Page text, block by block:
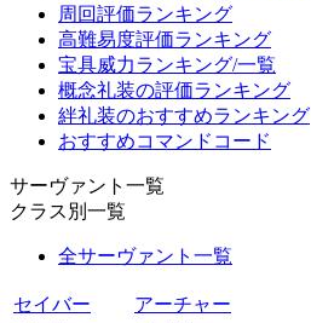
周回評価ランキング
高難易度評価ランキング
宝具威力ランキング/一覧
概念礼装の評価ランキング
絆礼装のおすすめランキング
おすすめコマンドコード
サーヴァント一覧
クラス別一覧
全サーヴァント一覧
セイバー
アーチャー